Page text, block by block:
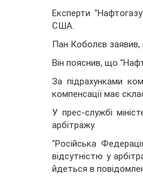
Експерти
США.
Пан Коболєв
Він пояснив, що
За підрахунками
компенсації має
У прес-службі
арбітражу.
"Російська
відсутністю у
йдеться в